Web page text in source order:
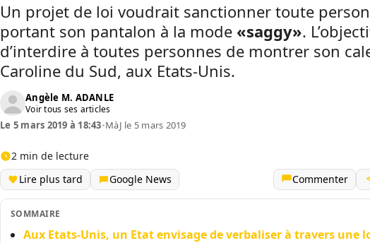
Un projet de loi voudrait sanctionner toute
portant son pantalon à la mode «saggy».
d’interdire à toutes personnes de montrer son
Caroline du Sud, aux Etats-Unis.
Angèle M. ADANLE
Voir tous ses articles
Le 5 mars 2019 à 18:43•MàJ le 5 mars 2019
2 min de lecture
Lire plus tard
Google News Commenter
SOMMAIRE
Aux Etats-Unis, un Etat envisage de verbaliser à travers une